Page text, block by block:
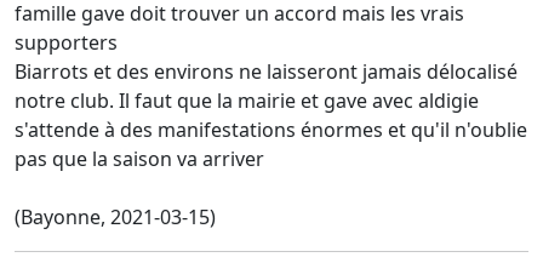
famille gave doit trouver un accord mais les vrais
supporters
Biarrots et des environs ne laisseront jamais délocalisé
notre club. Il faut que la mairie et gave avec aldigie
s'attende à des manifestations énormes et qu'il n'oublie
pas que la saison va arriver
(Bayonne, 2021-03-15)